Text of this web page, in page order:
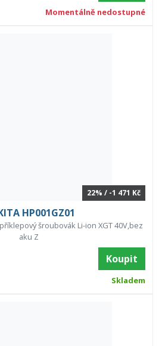
Momentálně nedostupné
22% / -1 471 Kč
HP001GZ01
šroubovák Li-ion XGT 40V,bez
aku Z
Koupit
Skladem